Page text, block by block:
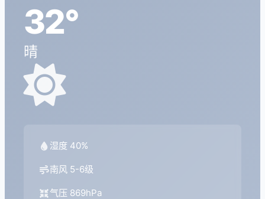
32°
晴
湿度 40%
南风 5-6级
气压 869hPa